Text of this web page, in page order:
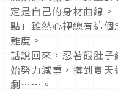
定是自己的身材曲線
點」雖然心裡總有這
難度。
話說回來，忍著餓肚
始努力減重，撐到夏
劇……。